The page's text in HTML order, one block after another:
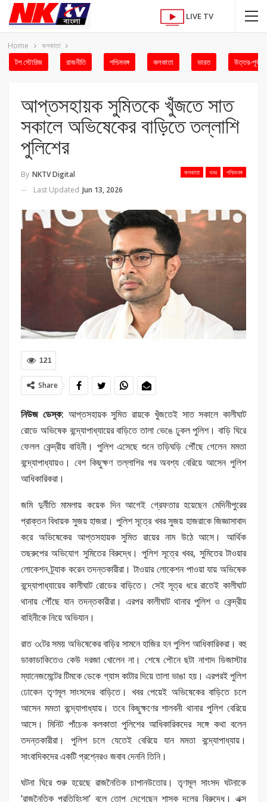
LIVE TV
Home কলকাতা
টপ স্টোরিজ রাজনীতি পশ্চিমবঙ্গ কলকাতা ভারত উত্তর-পূর্ব
আপ্তসহায়ক সুমিতকে খুঁজতে সাত
সকালে অভিষেকের বাড়িতে তল্লাশি
পুলিশের
কলকাতা খবর পশ্চিমবঙ্গ
By NKTV Digital
Last Updated Jun 13, 2026
121
Share
নিউজ ডেস্ক: আপ্তসহায়ক সুমিত রায়কে খুঁজতেই সাত সকালে কালীঘাট
রোডে অভিষেক বন্দ্যোপাধ্যায়ের বাড়িতে তালা ভেঙে ঢুকল পুলিশ। বাড়ি ঘিরে
ফেলল কেন্দ্রীয় বাহিনী। পুলিশ এসেছে শুনে তড়িঘড়ি পৌঁছে গেলেন মমতা
বন্দ্যোপাধ্যায়ও। বেশ কিছুক্ষণ তল্লাশির পর অবশ্য বেরিয়ে আসেন পুলিশ
আধিকারিকরা।
জমি দুর্নীতি মামলায় কয়েক দিন আগেই গ্রেফতার হয়েছেন মেদিনীপুরের
প্রাক্তন বিধায়ক সুজয় হাজরা। পুলিশ সূত্রে খবর সুজয় হাজরাকে জিজ্ঞাসাবাদ
করে অভিষেকের আপ্তসহায়ক সুমিত রায়ের নাম উঠে আসে। আর্থিক
তছরুপের অভিযোগ সুমিতের বিরুদ্ধে। পুলিশ সূত্রে খবর, সুমিতের টাওয়ার
লোকেশন ট্র্যাক করেন তদন্তকারীরা। টাওয়ার লোকেশন পাওয়া যায় অভিষেক
বন্দ্যোপাধ্যায়ের কালীঘাট রোডের বাড়িতে। সেই সূত্র ধরে রাতেই কালীঘাট
থানায় পৌঁছে যান তদন্তকারীরা। এরপর কালীঘাট থানার পুলিশ ও কেন্দ্রীয়
বাহিনীকে নিয়ে অভিযান।
রাত ৩টের সময় অভিষেকের বাড়ির সামনে হাজির হন পুলিশ আধিকারিকরা। বহু
ডাকাডাকিতেও কেউ দরজা খোলেন না। শেষে পৌনে ছটা নাগাদ ডিজাস্টার
ম্যানেজমেন্টের টিমকে ডেকে গ্যাস কাটার দিয়ে তালা ভাঙা হয়। এরপরই পুলিশ
ঢোকেন তৃণমূল সাংসদের বাড়িতে। খবর পেয়েই অভিষেকের বাড়িতে চলে
আসেন মমতা বন্দ্যোপাধ্যায়। তবে কিছুক্ষণের শালবনী থানার পুলিশ বেরিয়ে
আসে। মিনিট পাঁচেক কলকাতা পুলিশের আধিকারিকদের সঙ্গে কথা বলেন
তদন্তকারীরা। পুলিশ চলে যেতেই বেরিয়ে যান মমতা বন্দ্যোপাধ্যায়।
সাংবাদিকদের একটি প্রশ্নেরও জবাব দেননি তিনি।
ঘটনা ঘিরে শুরু হয়েছে রাজনৈতিক চাপানউতোর। তৃণমূল সাংসদ ঘটনাকে
‘রাজনৈতিক প্রতিহিংসা’ বলে তোপ দেগেছেন শাসক দলের বিরুদ্ধে। এক্স